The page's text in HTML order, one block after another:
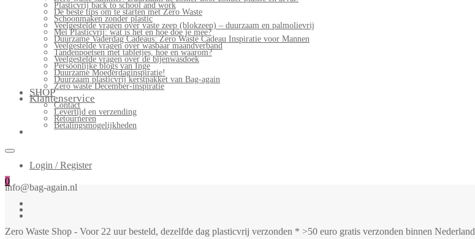
Plasticvrij back to school and work
De beste tips om te starten met Zero Waste
Schoonmaken zonder plastic
Veelgestelde vragen over vaste zeep (blokzeep) – duurzaam en palmolievrij
Mei Plasticvrij: wat is het en hoe doe je mee?
Duurzame Vaderdag Cadeaus: Zero Waste Cadeau Inspiratie voor Mannen
Veelgestelde vragen over wasbaar maandverband
Tandenpoetsen met tabletjes, hoe en waarom?
Veelgestelde vragen over de bijenwasdoek
Persoonlijke blogs van Inge
Duurzame Moederdaginspiratie!
Duurzaam plasticvrij kerstpakket van Bag-again
Zero waste December-inspiratie
SHOP
Klantenservice
Contact
Levertijd en verzending
Retourneren
Betalingsmogelijkheden
Login / Register
0
info@bag-again.nl
Zero Waste Shop - Voor 22 uur besteld, dezelfde dag plasticvrij verzonden * >50 euro gratis verzonden binnen Nederland